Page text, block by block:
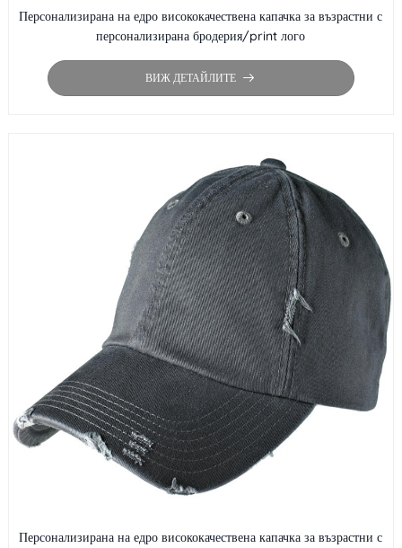
Персонализирана на едро висококачествена капачка за възрастни с
персонализирана бродерия/print лого
ВИЖ ДЕТАЙЛИТЕ
Персонализирана на едро висококачествена капачка за възрастни с